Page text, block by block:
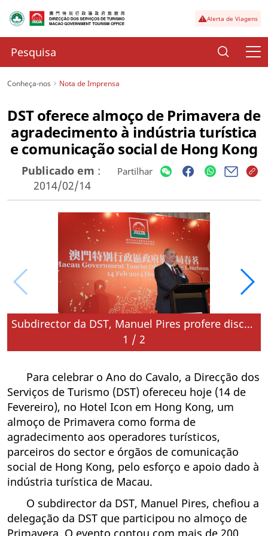
Alerta de Viagens
Conheça-nos Nota de Imprensa
DST oferece almoço de Primavera de
agradecimento à indústria turística
e comunicação social de Hong Kong
Publicado em :
2014/02/14
Partilhar
Subdirector da DST, Manuel Pires profere discurso
1 / 2
Para celebrar o Ano do Cavalo, a Direcção dos
Serviços de Turismo (DST) ofereceu hoje (14 de
Fevereiro), no Hotel Icon em Hong Kong, um
almoço de Primavera como forma de
agradecimento aos operadores turísticos,
parceiros do sector e órgãos de comunicação
social de Hong Kong, pelo esforço e apoio dado à
indústria turística de Macau.
O subdirector da DST, Manuel Pires, chefiou a
delegação da DST que participou no almoço de
Primavera. O evento contou com mais de 200